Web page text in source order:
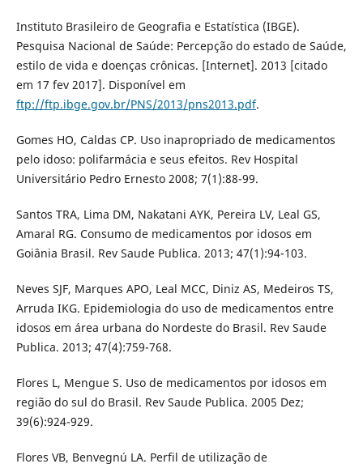
Instituto Brasileiro de Geografia e Estatística (IBGE).
Pesquisa Nacional de Saúde: Percepção do estado de Saúde,
estilo de vida e doenças crônicas. [Internet]. 2013 [citado
em 17 fev 2017]. Disponível em
ftp://ftp.ibge.gov.br/PNS/2013/pns2013.pdf.
Gomes HO, Caldas CP. Uso inapropriado de medicamentos
pelo idoso: polifarmácia e seus efeitos. Rev Hospital
Universitário Pedro Ernesto 2008; 7(1):88-99.
Santos TRA, Lima DM, Nakatani AYK, Pereira LV, Leal GS,
Amaral RG. Consumo de medicamentos por idosos em
Goiânia Brasil. Rev Saude Publica. 2013; 47(1):94-103.
Neves SJF, Marques APO, Leal MCC, Diniz AS, Medeiros TS,
Arruda IKG. Epidemiologia do uso de medicamentos entre
idosos em área urbana do Nordeste do Brasil. Rev Saude
Publica. 2013; 47(4):759-768.
Flores L, Mengue S. Uso de medicamentos por idosos em
região do sul do Brasil. Rev Saude Publica. 2005 Dez;
39(6):924-929.
Flores VB, Benvegnú LA. Perfil de utilização de